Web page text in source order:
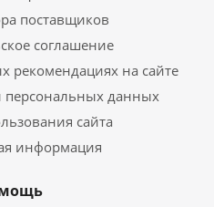
поставщиков
соглашение
рекомендациях на сайте
персональных данных
сайта
информация